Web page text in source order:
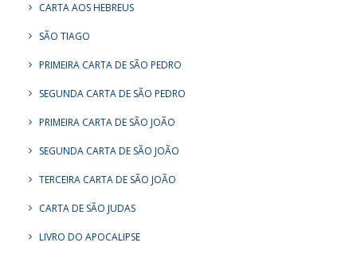
CARTA AOS HEBREUS
SÃO TIAGO
PRIMEIRA CARTA DE SÃO PEDRO
SEGUNDA CARTA DE SÃO PEDRO
PRIMEIRA CARTA DE SÃO JOÃO
SEGUNDA CARTA DE SÃO JOÃO
TERCEIRA CARTA DE SÃO JOÃO
CARTA DE SÃO JUDAS
LIVRO DO APOCALIPSE